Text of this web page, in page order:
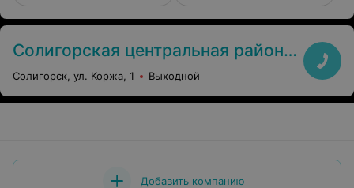
Солигорская центральная районная больница
Солигорск, ул. Коржа, 1 Выходной
Добавить компанию